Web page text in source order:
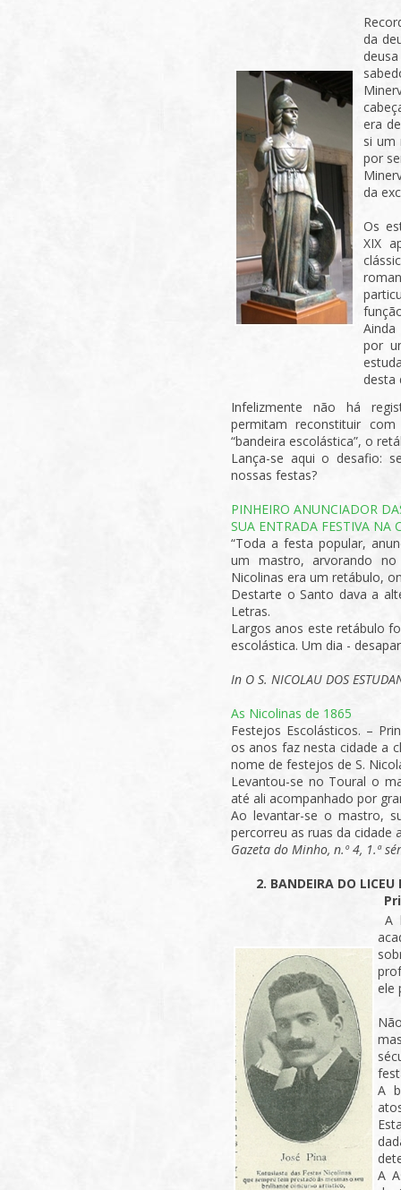
da
era
si um
por
da
Os
XIX
por
desta
Infelizmente não há
permitam reconstituir
“bandeira escolástica”, o
Lança-se aqui o desafio:
nossas festas?
PINHEIRO ANUNCIADOR
SUA ENTRADA FESTIVA NA
“Toda a festa popular,
um mastro, arvorando
Nicolinas era um retábulo,
Destarte o Santo dava a
Letras.
Largos anos este retábulo
escolástica. Um dia -
In O S. NICOLAU DOS
As Nicolinas de 1865
Festejos Escolásticos. –
os anos faz nesta cidade a
nome de festejos de S.
Levantou-se no Toural o
até ali acompanhado por
Ao levantar-se o mastro,
percorreu as ruas da cidade
Gazeta do Minho, n.º 4, 1.ª
2. BANDEIRA DO
A
ele
A
A